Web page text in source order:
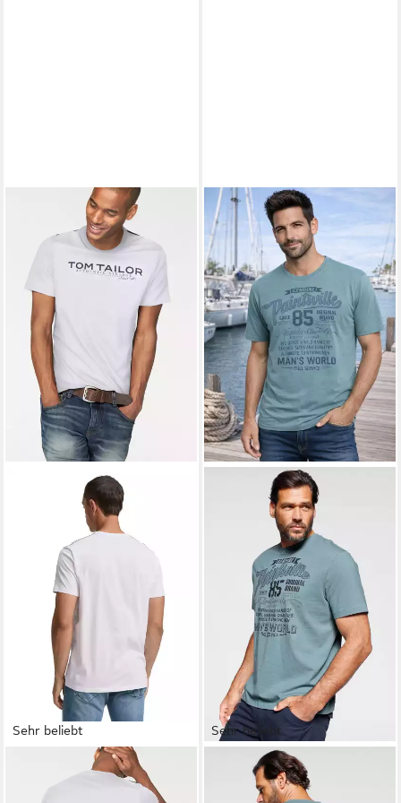
Sehr beliebt
TOM TAILORRundhalsshirt
mit Logoprint
Sehr beliebt
MAN'S WORLDT-Shirt
Kurzarm, mit stylischem Print,